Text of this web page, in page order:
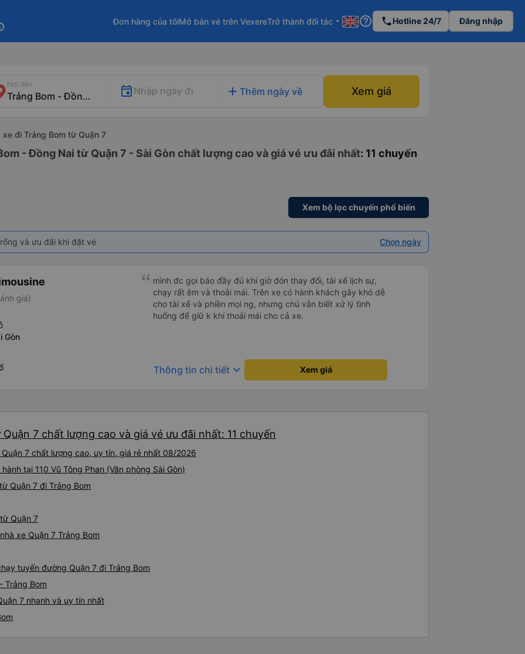
Đơn hàng của tôiMở bán vé trên VexereTrở thành đối tác arrow_drop_down help_outline phoneHotline 24/7 Đăng nhập
Nơi đến
Nhập ngày đi add Thêm ngày về Xem giá
xe đi Trảng Bom từ Quận 7
- Đồng Nai từ Quận 7 - Sài Gòn chất lượng cao và giá vé ưu đãi nhất: 11 chuyến
Xem bộ lọc chuyến phổ biến
và ưu đãi khi đặt vé Chọn ngày
giá)
Gòn
mình đc gọi báo đầy đủ khi giờ đón thay đổi, tài xế lịch sự,
chạy rất êm và thoải mái. Trên xe có hành khách gây khó dễ
cho tài xế và phiền mọi ng, nhưng chú vẫn biết xử lý tình
huống để giữ k khí thoải mái cho cả xe.
Thông tin chi tiết keyboard_arrow_down Xem giá
7 chất lượng cao và giá vé ưu đãi nhất: 11 chuyến
7 chất lượng cao, uy tín, giá rẻ nhất 08/2026
tại 110 Vũ Tông Phan (Văn phòng Sài Gòn)
Quận 7 đi Trảng Bom
Quận 7
xe Quận 7 Trảng Bom
tuyến đường Quận 7 đi Trảng Bom
Trảng Bom
7 nhanh và uy tín nhất